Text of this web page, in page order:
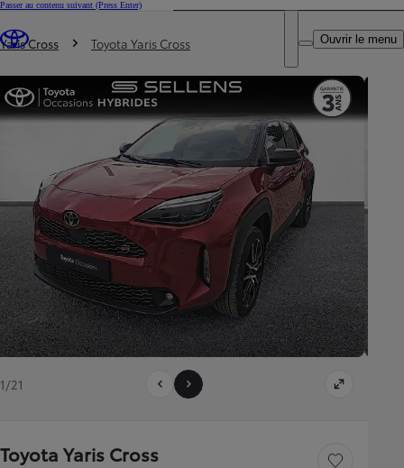
Passer au contenu suivant (Press Enter)
Trouvez un partenaire Toyota
DEALER NAME
Ouvrir le menu
Vous êtes ici
Yaris Cross Toyota Yaris Cross
1/21
Toyota Yaris Cross Sauvegarder le